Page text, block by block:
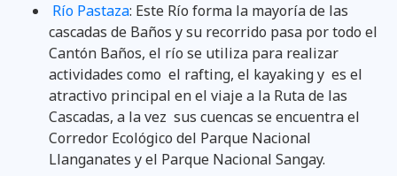
Río Pastaza: Este Río forma la mayoría de las
cascadas de Baños y su recorrido pasa por todo el
Cantón Baños, el río se utiliza para realizar
actividades como el rafting, el kayaking y es el
atractivo principal en el viaje a la Ruta de las
Cascadas, a la vez sus cuencas se encuentra el
Corredor Ecológico del Parque Nacional
Llanganates y el Parque Nacional Sangay.